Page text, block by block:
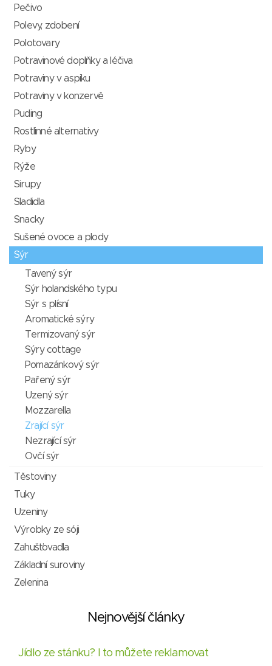
Pečivo
Polevy, zdobení
Polotovary
Potravinové doplňky a léčiva
Potraviny v aspiku
Potraviny v konzervě
Puding
Rostlinné alternativy
Ryby
Rýže
Sirupy
Sladidla
Snacky
Sušené ovoce a plody
Sýr
Tavený sýr
Sýr holandského typu
Sýr s plísní
Aromatické sýry
Termizovaný sýr
Sýry cottage
Pomazánkový sýr
Pařený sýr
Uzený sýr
Mozzarella
Zrající sýr
Nezrající sýr
Ovčí sýr
Těstoviny
Tuky
Uzeniny
Výrobky ze sóji
Zahušťovadla
Základní suroviny
Zelenina
Nejnovější články
Jídlo ze stánku? I to můžete reklamovat